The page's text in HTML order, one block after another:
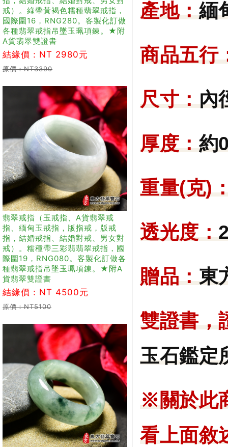
戒）。綠帶黃褐色糯種翡翠戒指，
國際圍16，RNG280。客製化訂做
各種翡翠戒指吊墜玉珮項鍊。★附
A貨翡翠雙證書
結緣價：NT 2980元
原價：NT3390
翡翠戒指（玉戒指、A貨翡翠戒
指、緬甸玉戒指，版指戒，版戒
指，結婚戒指、結婚對戒、男女對
戒）。糯種帶三彩翡翡翠戒指，國
際圍19，RNG080。客製化訂做各
種翡翠戒指吊墜玉珮項鍊。★附A
貨翡翠雙證書
結緣價：NT 4500元
原價：NT5100
產地： 緬
商品五行
尺寸： 內
厚度： 約
重量(克)
透光度：
贈品： 東
雙證書，
玉石鑑定
※ 關於此
看上面敘